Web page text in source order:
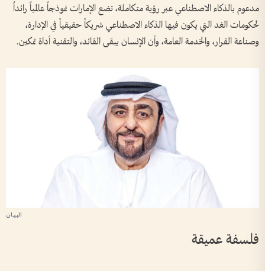
مدعوم بالذكاء الاصطناعي عبر رؤية متكاملة، تضع الإمارات نموذجاً عالمياً رائداً
لحكومات الغد التي يكون فيها الذكاء الاصطناعي شريكاً حقيقياً في الإدارة،
وصناعة القرار، والخدمة العامة، وأن الإنسان يبقى القائد، والتقنية أداة تمكين.
فلسفة عميقة